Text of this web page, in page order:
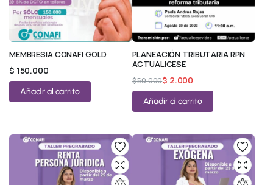
MEMBRESIA CONAFI GOLD
$ 150.000
Añadir al carrito
PLANEACIÓN TRIBUTARIA RPN
ACTUALICESE
$50.000$ 2.000
Añadir al carrito